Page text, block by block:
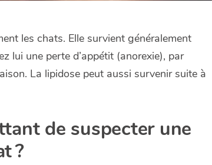
les chats. Elle survient généralement
lui une perte d’appétit (anorexie), par
La lipidose peut aussi survenir suite à
de suspecter une
?